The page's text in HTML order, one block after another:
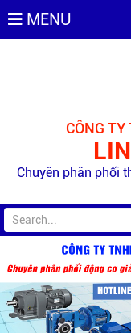
MENU
CÔNG
Chuyên phân phối